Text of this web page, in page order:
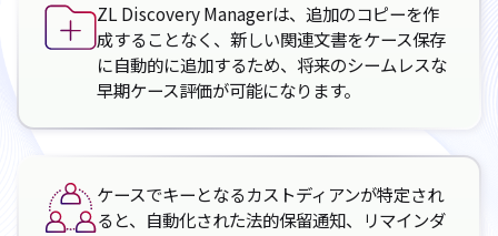
ZL Discovery Managerは、追加のコピーを作
成することなく、新しい関連文書をケース保存
に自動的に追加するため、将来のシームレスな
早期ケース評価が可能になります。
ケースでキーとなるカストディアンが特定され
ると、自動化された法的保留通知、リマインダ